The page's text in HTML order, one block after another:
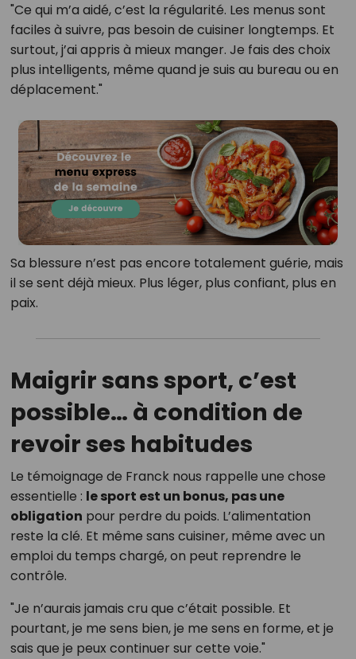
"Ce qui m’a aidé, c’est la régularité. Les menus sont
faciles à suivre, pas besoin de cuisiner longtemps. Et
surtout, j’ai appris à mieux manger. Je fais des choix
plus intelligents, même quand je suis au bureau ou en
déplacement."
Sa blessure n’est pas encore totalement guérie, mais
il se sent déjà mieux. Plus léger, plus confiant, plus en
paix.
Maigrir sans sport, c’est
possible… à condition de
revoir ses habitudes
Le témoignage de Franck nous rappelle une chose
essentielle : le sport est un bonus, pas une
obligation pour perdre du poids. L’alimentation
reste la clé. Et même sans cuisiner, même avec un
emploi du temps chargé, on peut reprendre le
contrôle.
"Je n’aurais jamais cru que c’était possible. Et
pourtant, je me sens bien, je me sens en forme, et je
sais que je peux continuer sur cette voie."